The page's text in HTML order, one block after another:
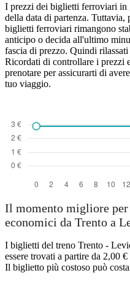
I prezzi dei biglietti ferroviari in
della data di partenza.
biglietti ferroviari rimangono
anticipo o decida all'ultimo
fascia di prezzo. Quindi
Ricordati di controllare i prezzi
prenotare per assicurarti di
tuo viaggio.
Il momento migliore
economici da Trento a
I biglietti del treno Trento -
essere trovati a partire da 2,00
Il biglietto più costoso può